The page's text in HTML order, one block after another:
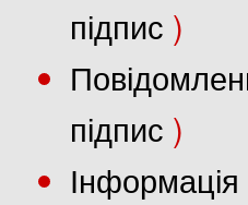
підпис )
підпис )
Інформація